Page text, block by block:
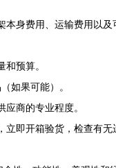
身费用、运输费用以及
预算。
如果可能）。
商的专业程度。
即开箱验货，检查有无